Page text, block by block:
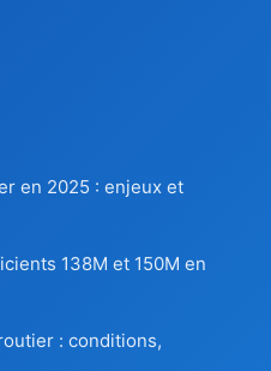
en 2025 : enjeux et
138M et 150M en
: conditions,